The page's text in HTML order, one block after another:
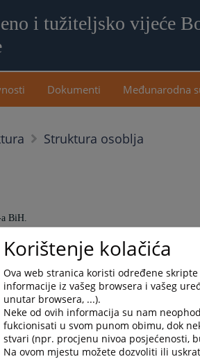
i tužiteljsko vijeće
Dokumenti Međunarodna
Struktura osoblja
BiH.
Korištenje kolačića
Ova web stranica koristi određene
informacije iz vašeg browsera i vašeg
unutar browsera, ...).
Neke od ovih informacija su nam
fukcionisati u svom punom obimu, dok
stvari (npr. procjenu nivoa posjećenosti,
Na ovom mjestu možete dozvoliti ili